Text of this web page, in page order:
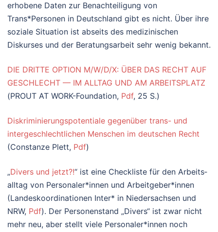
erhobene Daten zur Benachteiligung von
Trans*Personen in Deutschland gibt es nicht. Über ihre
soziale Situation ist abseits des medizinischen
Diskurses und der Beratungsarbeit sehr wenig bekannt.
DIE DRITTE OPTION M/W/D/X: ÜBER DAS RECHT AUF
GESCHLECHT — IM ALLTAG UND AM ARBEITSPLATZ
(PROUT AT WORK-Foundation, Pdf, 25 S.)
Diskriminierungspotentiale gegenüber trans- und
intergeschlechtlichen Menschen im deutschen Recht
(Constanze Plett, Pdf)
„Divers und jetzt?!“ ist eine Check­lis­te für den Arbeits­
all­tag von Personaler*innen und Arbeitgeber*innen
(Lan­des­ko­or­di­na­tio­nen Inter* in Nie­der­sach­sen und
NRW, Pdf). Der Per­so­nen­stand „Divers“ ist zwar nicht
mehr neu, aber stellt vie­le Personaler*innen noch